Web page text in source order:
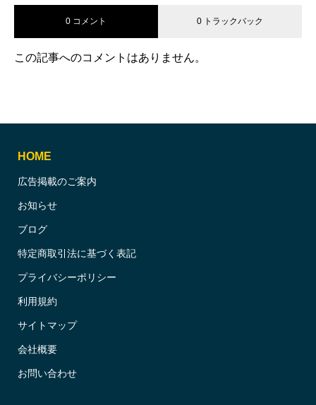
0 コメント 0 トラックバック
この記事へのコメントはありません。
HOME
広告掲載のご案内
お知らせ
ブログ
特定商取引法に基づく表記
プライバシーポリシー
利用規約
サイトマップ
会社概要
お問い合わせ